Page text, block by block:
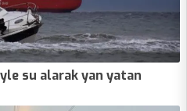
su alarak yan yatan